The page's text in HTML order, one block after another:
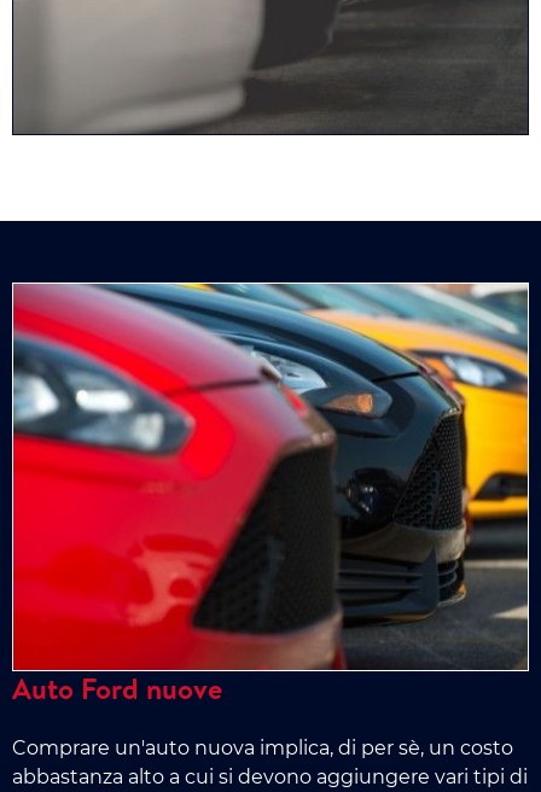
Auto Ford nuove
Comprare un'auto nuova implica, di per sè, un costo
abbastanza alto a cui si devono aggiungere vari tipi di